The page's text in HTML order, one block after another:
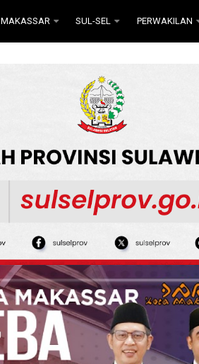
MAKASSAR SUL-SEL PERWAKILAN